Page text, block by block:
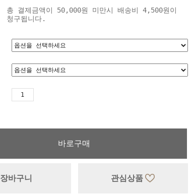
총 결제금액이 50,000원 미만시 배송비 4,500원이
청구됩니다.
바로구매
장바구니 관심상품